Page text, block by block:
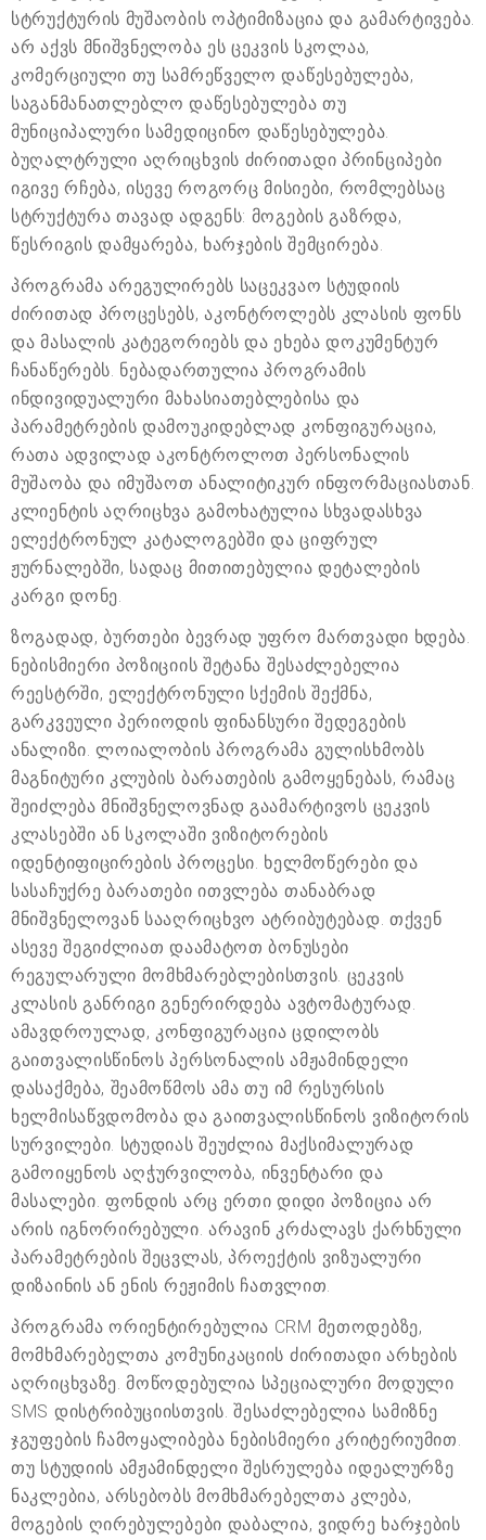
სტრუქტურის მუშაობის ოპტიმიზაცია და გამარტივება.
არ აქვს მნიშვნელობა ეს ცეკვის სკოლაა,
კომერციული თუ სამრეწველო დაწესებულება,
საგანმანათლებლო დაწესებულება თუ
მუნიციპალური სამედიცინო დაწესებულება.
ბუღალტრული აღრიცხვის ძირითადი პრინციპები
იგივე რჩება, ისევე როგორც მისიები, რომლებსაც
სტრუქტურა თავად ადგენს: მოგების გაზრდა,
წესრიგის დამყარება, ხარჯების შემცირება.
პროგრამა არეგულირებს საცეკვაო სტუდიის
ძირითად პროცესებს, აკონტროლებს კლასის ფონს
და მასალის კატეგორიებს და ეხება დოკუმენტურ
ჩანაწერებს. ნებადართულია პროგრამის
ინდივიდუალური მახასიათებლებისა და
პარამეტრების დამოუკიდებლად კონფიგურაცია,
რათა ადვილად აკონტროლოთ პერსონალის
მუშაობა და იმუშაოთ ანალიტიკურ ინფორმაციასთან.
კლიენტის აღრიცხვა გამოხატულია სხვადასხვა
ელექტრონულ კატალოგებში და ციფრულ
ჟურნალებში, სადაც მითითებულია დეტალების
კარგი დონე.
ზოგადად, ბურთები ბევრად უფრო მართვადი ხდება.
ნებისმიერი პოზიციის შეტანა შესაძლებელია
რეესტრში, ელექტრონული სქემის შექმნა,
გარკვეული პერიოდის ფინანსური შედეგების
ანალიზი. ლოიალობის პროგრამა გულისხმობს
მაგნიტური კლუბის ბარათების გამოყენებას, რამაც
შეიძლება მნიშვნელოვნად გაამარტივოს ცეკვის
კლასებში ან სკოლაში ვიზიტორების
იდენტიფიცირების პროცესი. ხელმოწერები და
სასაჩუქრე ბარათები ითვლება თანაბრად
მნიშვნელოვან სააღრიცხვო ატრიბუტებად. თქვენ
ასევე შეგიძლიათ დაამატოთ ბონუსები
რეგულარული მომხმარებლებისთვის. ცეკვის
კლასის განრიგი გენერირდება ავტომატურად.
ამავდროულად, კონფიგურაცია ცდილობს
გაითვალისწინოს პერსონალის ამჟამინდელი
დასაქმება, შეამოწმოს ამა თუ იმ რესურსის
ხელმისაწვდომობა და გაითვალისწინოს ვიზიტორის
სურვილები. სტუდიას შეუძლია მაქსიმალურად
გამოიყენოს აღჭურვილობა, ინვენტარი და
მასალები. ფონდის არც ერთი დიდი პოზიცია არ
არის იგნორირებული. არავინ კრძალავს ქარხნული
პარამეტრების შეცვლას, პროექტის ვიზუალური
დიზაინის ან ენის რეჟიმის ჩათვლით.
პროგრამა ორიენტირებულია CRM მეთოდებზე,
მომხმარებელთა კომუნიკაციის ძირითადი არხების
აღრიცხვაზე. მოწოდებულია სპეციალური მოდული
SMS დისტრიბუციისთვის. შესაძლებელია სამიზნე
ჯგუფების ჩამოყალიბება ნებისმიერი კრიტერიუმით.
თუ სტუდიის ამჟამინდელი შესრულება იდეალურზე
ნაკლებია, არსებობს მომხმარებელთა კლება,
მოგების ღირებულებები დაბალია, ვიდრე ხარჯების